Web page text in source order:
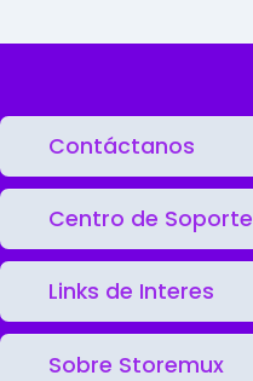
Contáctanos
Centro de Soporte
Links de Interes
Sobre Storemux